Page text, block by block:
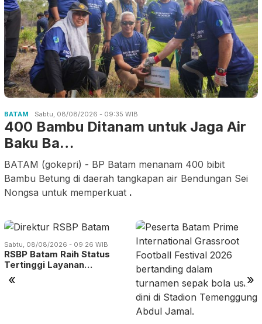
BATAM Sabtu, 08/08/2026 - 09:35 WIB
400 Bambu Ditanam untuk Jaga Air
Baku Ba…
BATAM (gokepri) - BP Batam menanam 400 bibit
Bambu Betung di daerah tangkapan air Bendungan Sei
Nongsa untuk memperkuat .
« »
Sabtu, 08/08/2026 - 09:26 WIB
RSBP Batam Raih Status
Tertinggi Layanan…